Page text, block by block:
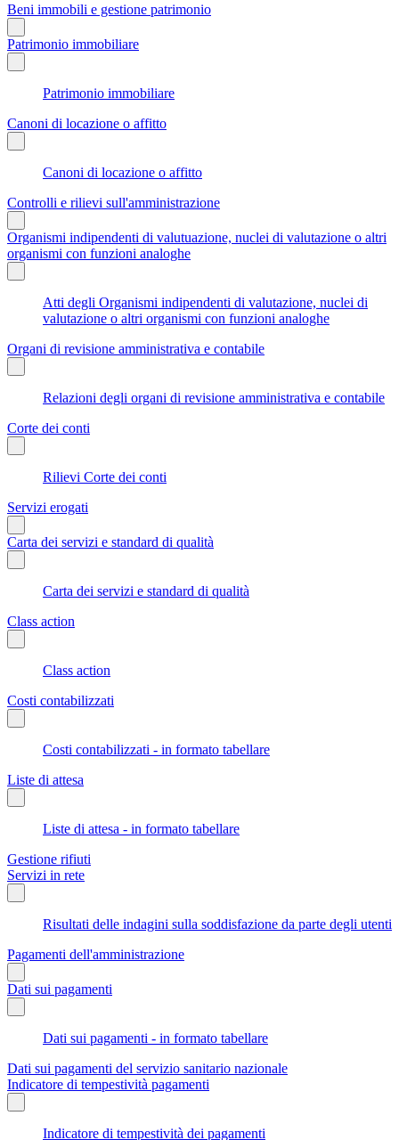
Beni immobili e gestione patrimonio
Patrimonio immobiliare
Patrimonio immobiliare
Canoni di locazione o affitto
Canoni di locazione o affitto
Controlli e rilievi sull'amministrazione
Organismi indipendenti di valutuazione, nuclei di valutazione o altri
organismi con funzioni analoghe
Atti degli Organismi indipendenti di valutazione, nuclei di
valutazione o altri organismi con funzioni analoghe
Organi di revisione amministrativa e contabile
Relazioni degli organi di revisione amministrativa e contabile
Corte dei conti
Rilievi Corte dei conti
Servizi erogati
Carta dei servizi e standard di qualità
Carta dei servizi e standard di qualità
Class action
Class action
Costi contabilizzati
Costi contabilizzati - in formato tabellare
Liste di attesa
Liste di attesa - in formato tabellare
Gestione rifiuti
Servizi in rete
Risultati delle indagini sulla soddisfazione da parte degli utenti
Pagamenti dell'amministrazione
Dati sui pagamenti
Dati sui pagamenti - in formato tabellare
Dati sui pagamenti del servizio sanitario nazionale
Indicatore di tempestività pagamenti
Indicatore di tempestività dei pagamenti